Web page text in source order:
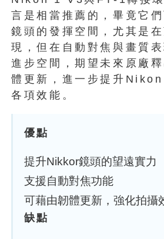
言是相當推薦的，畢竟它
鏡頭的發揮空間，尤其是
現，但在自動對焦與畫質
進步空間，期望未來原廠
體更新，進一步提升
各項效能。
優點
提升Nikkor鏡頭的望遠實力
支援自動對焦功能
可藉由韌體更新，強化拍攝
缺點